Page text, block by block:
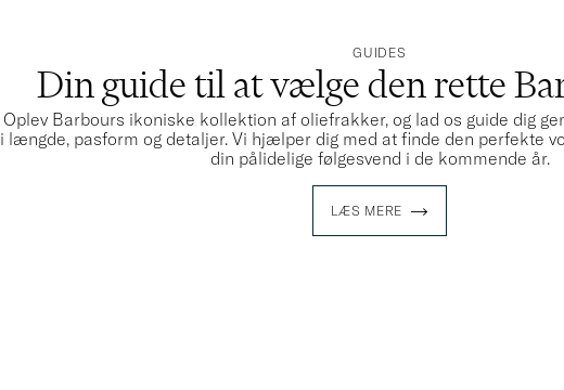
GUIDES
Din guide til at vælge den rette
Oplev Barbours ikoniske kollektion af oliefrakker, og lad os guide dig
i længde, pasform og detaljer. Vi hjælper dig med at finde den perfekte
din pålidelige følgesvend i de kommende år.
LÆS MERE